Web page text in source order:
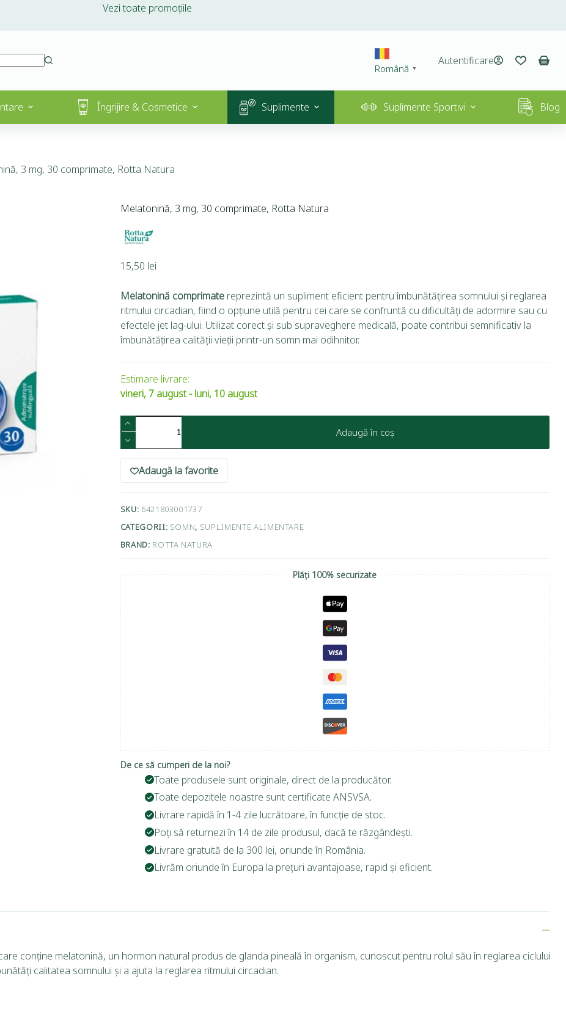
Vezi toate promoțiile
Română ▼
Autentificare
Îngrijire & Cosmetice Suplimente Suplimente Sportivi Blog
3 mg, 30 comprimate, Rotta Natura
Melatonină, 3 mg, 30 comprimate, Rotta Natura
15,50 lei
Melatonină comprimatereprezintă un supliment eficient pentru îmbunătățirea somnului și reglarea
ritmului circadian, fiind o opțiune utilă pentru cei care se confruntă cu dificultăți de adormire sau cu
efectele jet lag-ului. Utilizat corect și sub supraveghere medicală, poate contribui semnificativ la
îmbunătățirea calității vieții printr-un somn mai odihnitor.
Estimare livrare:
vineri, 7 august - luni, 10 august
Adaugă în coș
Adaugă la favorite
SKU: 6421803001737
CATEGORII: SOMN, SUPLIMENTE ALIMENTARE
BRAND: ROTTA NATURA
Plăți 100% securizate
De ce să cumperi de la noi?
Toate produsele sunt originale, direct de la producător.
Toate depozitele noastre sunt certificate ANSVSA.
Livrare rapidă în 1-4 zile lucrătoare, în funcție de stoc.
Poți să returnezi în 14 de zile produsul, dacă te răzgândești.
Livrare gratuită de la 300 lei, oriunde în România.
Livrăm oriunde în Europa la prețuri avantajoase, rapid și eficient.
conține melatonină, un hormon natural produs de glanda pineală în organism, cunoscut pentru rolul său în reglarea ciclului
calitatea somnului și a ajuta la reglarea ritmului circadian.